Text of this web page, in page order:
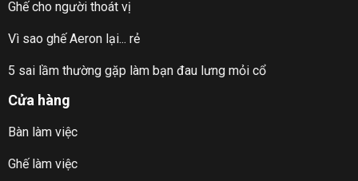
Ghế cho người thoát vị
Vì sao ghế Aeron lại... rẻ
5 sai lầm thường gặp làm bạn đau lưng mỏi cổ
Cửa hàng
Bàn làm việc
Ghế làm việc